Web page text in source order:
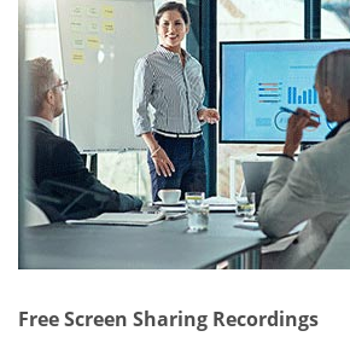
Free Screen Sharing Recordings